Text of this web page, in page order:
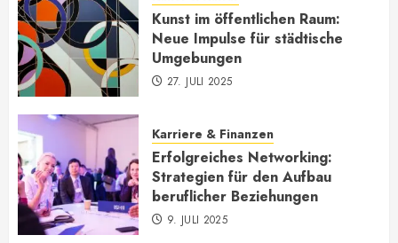
Kunst im öffentlichen Raum:
Neue Impulse für städtische
Umgebungen
27. JULI 2025
Karriere & Finanzen
Erfolgreiches Networking:
Strategien für den Aufbau
beruflicher Beziehungen
9. JULI 2025